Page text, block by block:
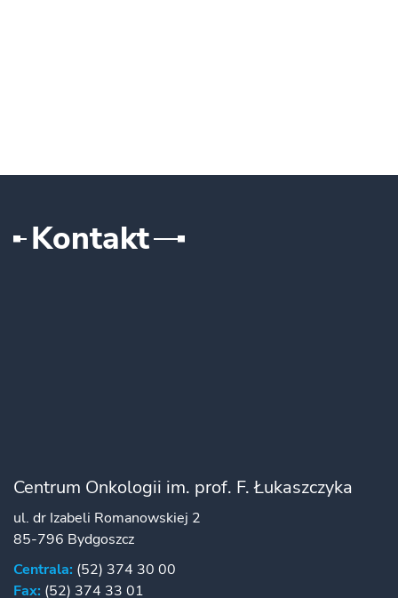
Kontakt
Centrum Onkologii im. prof. F. Łukaszczyka
ul. dr Izabeli Romanowskiej 2
85-796 Bydgoszcz
Centrala: (52) 374 30 00
Fax: (52) 374 33 01